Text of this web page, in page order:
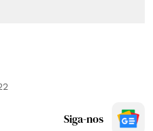
Siga-nos